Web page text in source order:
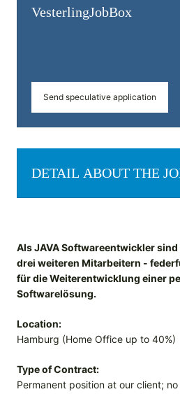
Vesterling­JobBox
Send speculative application
DETAIL ABOUT THE
Als JAVA Softwareentwickler
drei weiteren Mitarbeitern -
für die Weiterentwicklung einer
Softwarelösung.
Location:
Hamburg (Home Office up to 40%)
Type of Contract:
Permanent position at our client;